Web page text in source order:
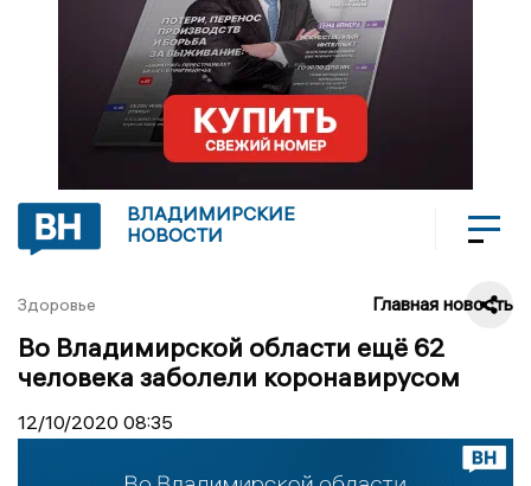
ВЛАДИМИРСКИЕ
НОВОСТИ
Здоровье Главная новость
Во Владимирской области ещё 62
человека заболели коронавирусом
12/10/2020 08:35